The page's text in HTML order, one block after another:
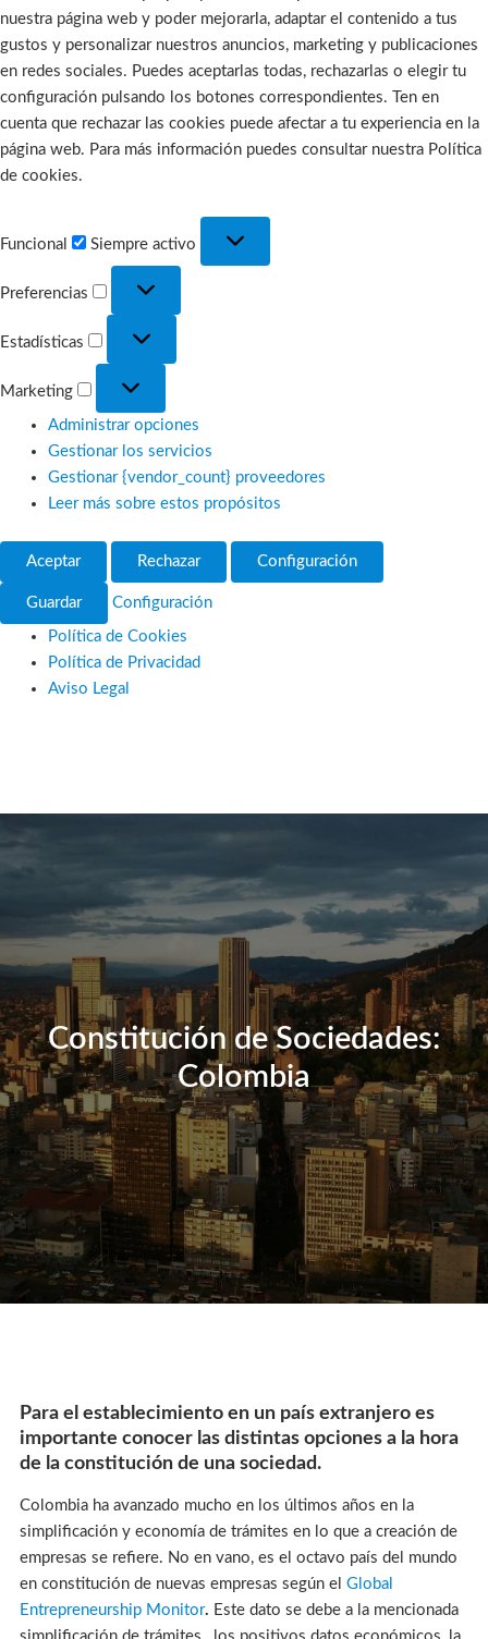
nuestra página web y poder mejorarla, adaptar el contenido a tus
gustos y personalizar nuestros anuncios, marketing y publicaciones
en redes sociales. Puedes aceptarlas todas, rechazarlas o elegir tu
configuración pulsando los botones correspondientes. Ten en
cuenta que rechazar las cookies puede afectar a tu experiencia en la
página web. Para más información puedes consultar nuestra Política
de cookies.
Funcional Siempre activo
Preferencias
Estadísticas
Marketing
Administrar opciones
Gestionar los servicios
Gestionar {vendor_count} proveedores
Leer más sobre estos propósitos
Aceptar Rechazar Configuración
Guardar Configuración
Política de Cookies
Política de Privacidad
Aviso Legal
Constitución de Sociedades:
Colombia
Para el establecimiento en un país extranjero es
importante conocer las distintas opciones a la hora
de la constitución de una sociedad.
Colombia ha avanzado mucho en los últimos años en la
simplificación y economía de trámites en lo que a creación de
empresas se refiere. No en vano, es el octavo país del mundo
en constitución de nuevas empresas según el Global
Entrepreneurship Monitor. Este dato se debe a la mencionada